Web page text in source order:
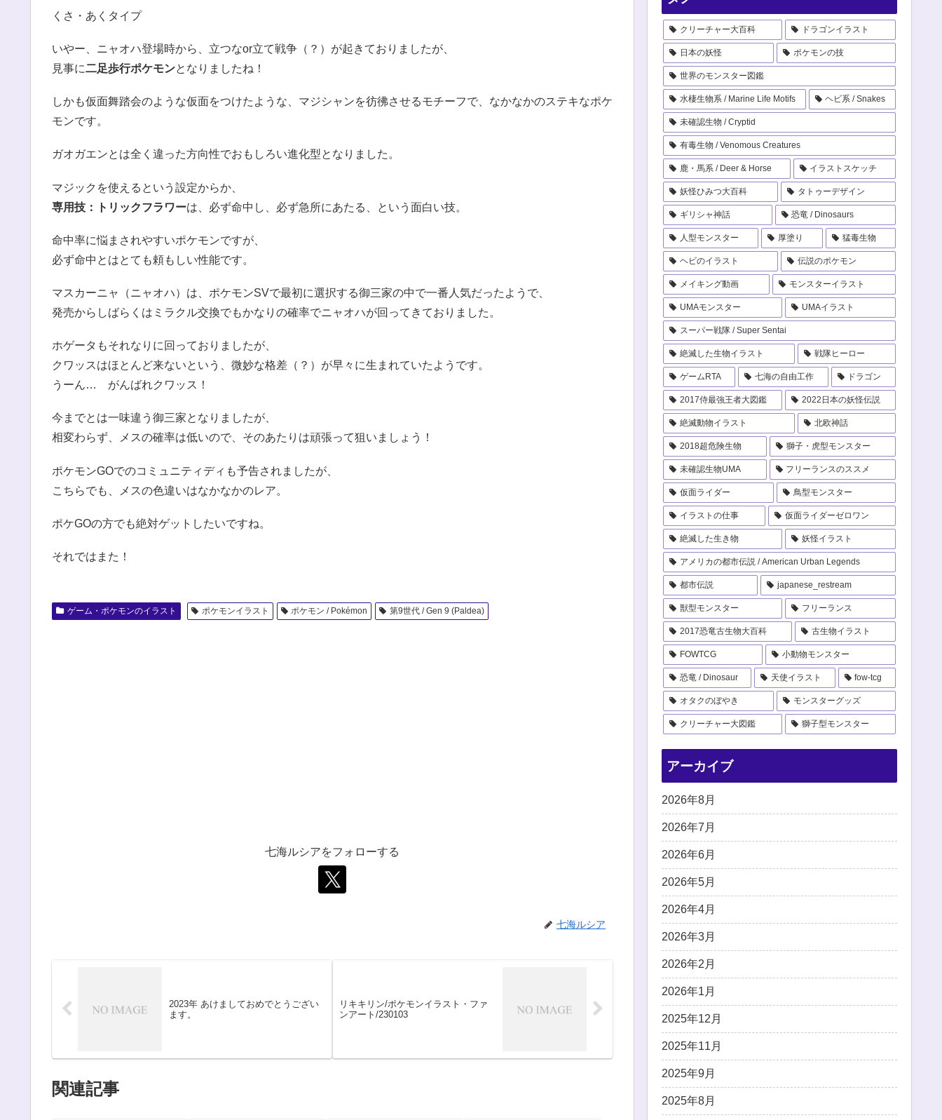
くさ・あくタイプ
いやー、ニャオハ登場時から、立つなor立て戦争（？）が起きておりましたが、
見事に二足歩行ポケモンとなりましたね！
しかも仮面舞踏会のような仮面をつけたような、マジシャンを彷彿させるモチーフで、なかなかのステキなポケ
モンです。
ガオガエンとは全く違った方向性でおもしろい進化型となりました。
マジックを使えるという設定からか、
専用技：トリックフラワーは、必ず命中し、必ず急所にあたる、という面白い技。
命中率に悩まされやすいポケモンですが、
必ず命中とはとても頼もしい性能です。
マスカーニャ（ニャオハ）は、ポケモンSVで最初に選択する御三家の中で一番人気だったようで、
発売からしばらくはミラクル交換でもかなりの確率でニャオハが回ってきておりました。
ホゲータもそれなりに回っておりましたが、
クワッスはほとんど来ないという、微妙な格差（？）が早々に生まれていたようです。
うーん… がんばれクワッス！
今までとは一味違う御三家となりましたが、
相変わらず、メスの確率は低いので、そのあたりは頑張って狙いましょう！
ポケモンGOでのコミュニティディも予告されましたが、
こちらでも、メスの色違いはなかなかのレア。
ポケGOの方でも絶対ゲットしたいですね。
それではまた！
ゲーム・ポケモンのイラスト ポケモンイラスト ポケモン / Pokémon 第9世代 / Gen 9 (Paldea)
七海ルシアをフォローする
七海ルシア
2023年 あけましておめでとうござい
ます。
リキキリン/ポケモンイラスト・ファ
ンアート/230103
関連記事
クリーチャー大百科 ドラゴンイラスト
日本の妖怪 ポケモンの技
世界のモンスター図鑑
水棲生物系 / Marine Life Motifs ヘビ系 / Snakes
未確認生物 / Cryptid
有毒生物 / Venomous Creatures
鹿・馬系 / Deer & Horse イラストスケッチ
妖怪ひみつ大百科 タトゥーデザイン
ギリシャ神話 恐竜 / Dinosaurs
人型モンスター 厚塗り 猛毒生物
ヘビのイラスト 伝説のポケモン
メイキング動画 モンスターイラスト
UMAモンスター UMAイラスト
スーパー戦隊 / Super Sentai
絶滅した生物イラスト 戦隊ヒーロー
ゲームRTA 七海の自由工作 ドラゴン
2017侍最強王者大図鑑 2022日本の妖怪伝説
絶滅動物イラスト 北欧神話
2018超危険生物 獅子・虎型モンスター
未確認生物UMA フリーランスのススメ
仮面ライダー 鳥型モンスター
イラストの仕事 仮面ライダーゼロワン
絶滅した生き物 妖怪イラスト
アメリカの都市伝説 / American Urban Legends
都市伝説 japanese_restream
獣型モンスター フリーランス
2017恐竜古生物大百科 古生物イラスト
FOWTCG 小動物モンスター
恐竜 / Dinosaur 天使イラスト fow-tcg
オタクのぼやき モンスターグッズ
クリーチャー大図鑑 獅子型モンスター
アーカイブ
2026年8月
2026年7月
2026年6月
2026年5月
2026年4月
2026年3月
2026年2月
2026年1月
2025年12月
2025年11月
2025年9月
2025年8月